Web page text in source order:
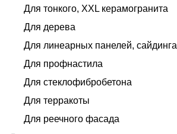
Для тонкого, XXL керамогранита
Для дерева
Для линеарных панелей, сайдинга
Для профнастила
Для стеклофибробетона
Для терракоты
Для реечного фасада